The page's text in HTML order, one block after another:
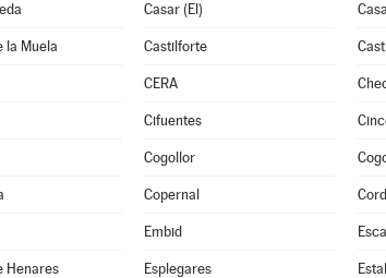
Casar (El)
la Muela Castilforte
CERA
Cifuentes
Cogollor
Copernal
Embid
Henares Esplegares